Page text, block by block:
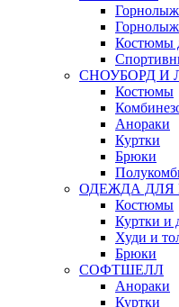
Костюмы
СНОУБОРД И
Костюмы
Анораки
Куртки
Брюки
ОДЕЖДА ДЛЯ
Костюмы
Куртки и
Худи и
Брюки
СОФТШЕЛЛ
Анораки
Куртки